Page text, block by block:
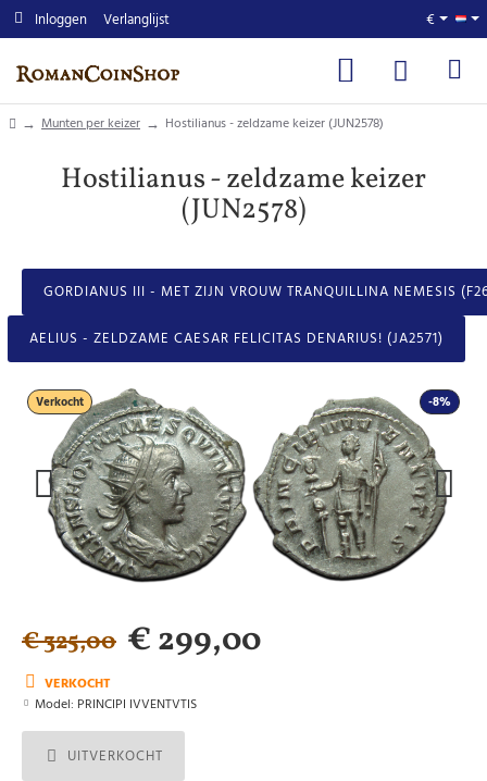
Inloggen Verlanglijst €
homeMunten per keizer Hostilianus - zeldzame keizer (JUN2578)
Hostilianus - zeldzame keizer
(JUN2578)
GORDIANUS III - MET ZIJN VROUW TRANQUILLINA NEMESIS
AELIUS - ZELDZAME CAESAR FELICITAS DENARIUS! (JA2571)
-8%
Verkocht
VERKOCHT
Model: PRINCIPI IVVENTVTIS
€ 299,00
€ 325,00
UITVERKOCHT